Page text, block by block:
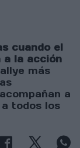
cuando el
a la acción
más
a
todos los